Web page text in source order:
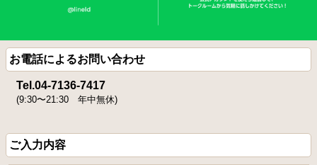
お電話によるお問い合わせ
Tel.04-7136-7417
(9:30〜21:30 年中無休)
ご入力内容